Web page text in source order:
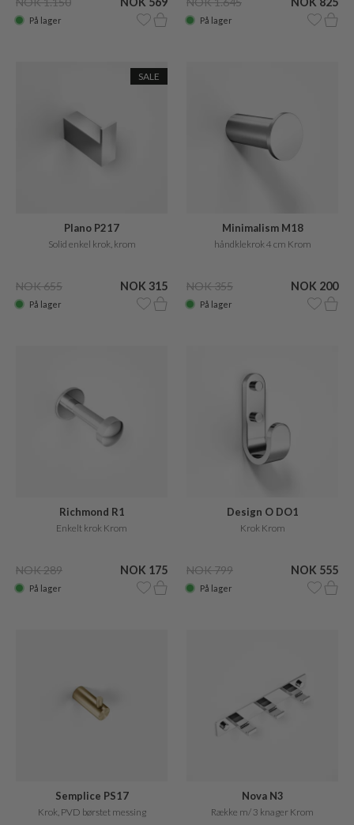
På lager På lager
SALE
Plano P217
Solid enkel krok, krom
NOK 655 NOK 315
På lager
Minimalism M18
håndklekrok 4 cm Krom
NOK 355 NOK 200
På lager
Richmond R1
Enkelt krok Krom
NOK 289 NOK 175
På lager
Design O DO1
Krok Krom
NOK 799 NOK 555
På lager
Semplice PS17
Krok, PVD børstet messing
Nova N3
Række m/ 3 knager Krom